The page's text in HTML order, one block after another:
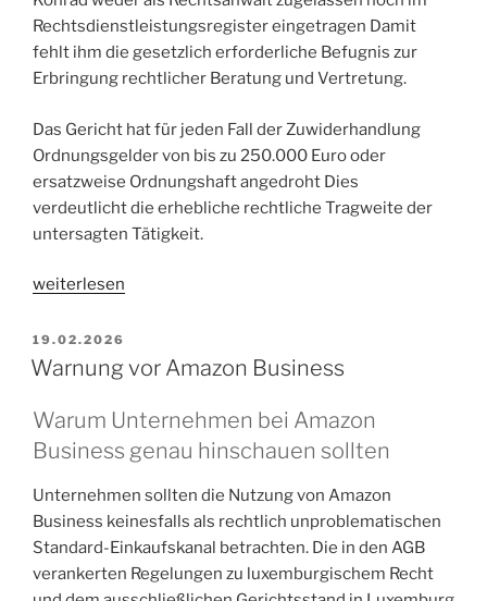
Rechtsdienstleistungsregister eingetragen Damit
fehlt ihm die gesetzlich erforderliche Befugnis zur
Erbringung rechtlicher Beratung und Vertretung.
Das Gericht hat für jeden Fall der Zuwiderhandlung
Ordnungsgelder von bis zu 250.000 Euro oder
ersatzweise Ordnungshaft angedroht Dies
verdeutlicht die erhebliche rechtliche Tragweite der
untersagten Tätigkeit.
„Verbraucherwarnung:
Rechtsdienstleistungen
durch
Konrad“
weiterlesen
VERÖFFENTLICHT
AM
19.02.2026
Warnung vor Amazon Business
Warum Unternehmen bei Amazon
Business genau hinschauen sollten
Unternehmen sollten die Nutzung von Amazon
Business keinesfalls als rechtlich unproblematischen
Standard-Einkaufskanal betrachten. Die in den AGB
verankerten Regelungen zu luxemburgischem Recht